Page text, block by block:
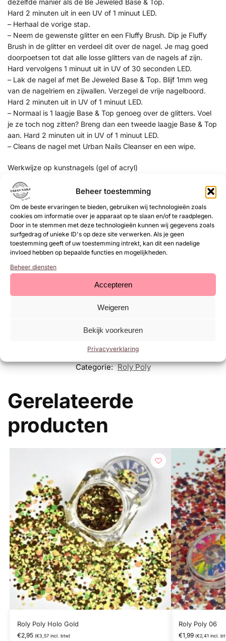
Beheer toestemming
Om de beste ervaringen te bieden, gebruiken wij technologieën zoals
cookies om informatie over je apparaat op te slaan en/of te raadplegen.
Door in te stemmen met deze technologieën kunnen wij gegevens zoals
surfgedrag of unieke ID's op deze site verwerken. Als je geen
toestemming geeft of uw toestemming intrekt, kan dit een nadelige
invloed hebben op bepaalde functies en mogelijkheden.
Beheer diensten
Accepteren
Weigeren
Bekijk voorkeuren
Privacyverklaring
dezelfde manier als de Be Jeweled Base & Top.
Hard 2 minuten uit in een UV of 1 minuut LED.
– Herhaal de vorige stap.
– Neem de gewenste glitter en een Fluffy Brush. Dip je Fluffy
Brush in de glitter en verdeel dit over de nagel. Je mag goed
doorpoetsen tot dat alle losse glitters van de nagels af zijn.
Hard vervolgens 1 minuut uit in UV of 30 seconden LED.
– Lak de nagel af met Be Jeweled Base & Top. Blijf 1mm weg
van de nagelriem en zijwallen. Verzegel de vrije nagelboord.
Hard 2 minuten uit in UV of 1 minuut LED.
– Normaal is 1 laagje Base & Top genoeg over de glitters. Voel
je ze toch nog zitten? Breng dan een tweede laagje Base & Top
aan. Hard 2 minuten uit in UV of 1 minuut LED.
– Cleans de nagel met Urban Nails Cleanser en een wipe.
Werkwijze op kunstnagels (gel of acryl)
verwijderen
– Breng de eerst laag Be Jeweled Gel Polish aan. Lak deze op
dezelfde manier als de Be Jeweled Base & Top. Hard 2 minuten
uit in een UV of 1 minuut LED.
– Herhaal de vorige stap.
– Neem de gewenste glitter en een Fluffy Brush. Dip je Fluffy
Brush in de glitter en verdeel dit over de nagel. Je mag goed
doorpoetsen tot dat alle losse glitters van de nagels af zijn.
– Lak de nagel af met neXt Top Gel of Two Top Gel. Blijf 1mm
nagelboord. Hard 2 minuten uit in UV of 1 minuut LED.
EAN:
8719564014294
SKU:
Categorie: Roly Poly
Gerelateerde
producten
Roly Poly Holo Gold
€2,95 (€3,57incl. btw)
Roly Poly 06
€1,99 (€2,41 incl.